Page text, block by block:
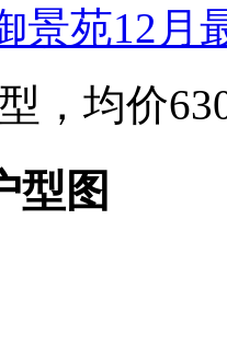
景苑12月
，均价
型图